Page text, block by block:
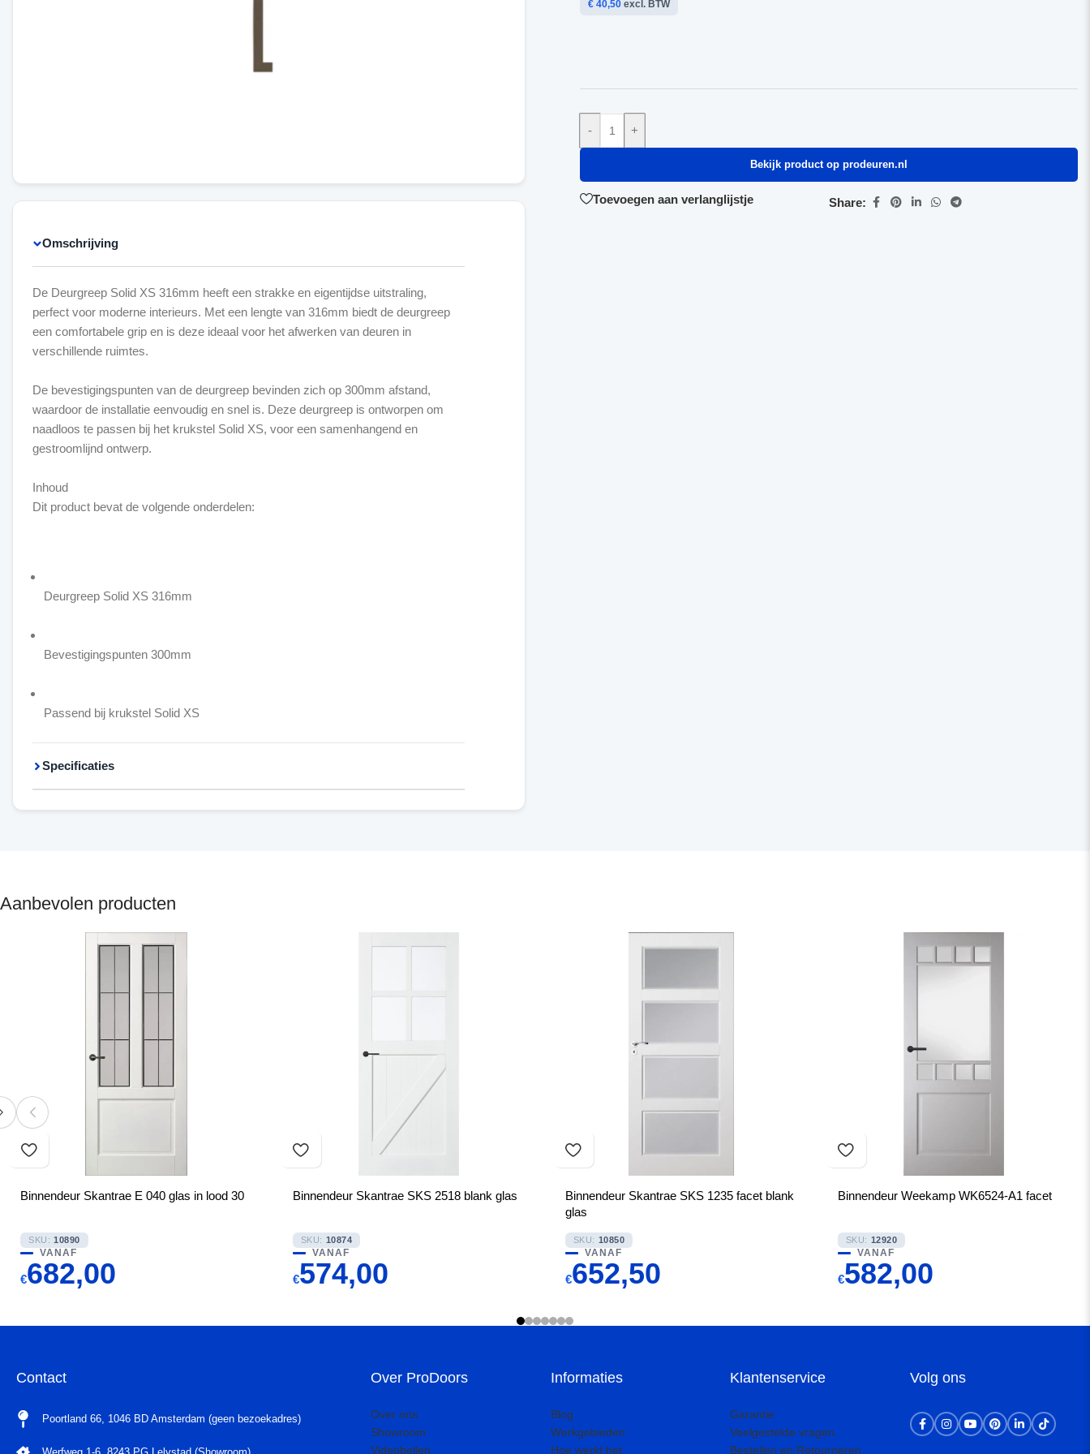
Omschrijving
De Deurgreep Solid XS 316mm heeft een strakke en eigentijdse uitstraling,
perfect voor moderne interieurs. Met een lengte van 316mm biedt de deurgreep
een comfortabele grip en is deze ideaal voor het afwerken van deuren in
verschillende ruimtes.
De bevestigingspunten van de deurgreep bevinden zich op 300mm afstand,
waardoor de installatie eenvoudig en snel is. Deze deurgreep is ontworpen om
naadloos te passen bij het krukstel Solid XS, voor een samenhangend en
gestroomlijnd ontwerp.
Inhoud
Dit product bevat de volgende onderdelen:
Deurgreep Solid XS 316mm
Bevestigingspunten 300mm
Passend bij krukstel Solid XS
Specificaties
€ 40,50 excl. BTW
- +
Bekijk product op prodeuren.nl
Toevoegen aan verlanglijstje Share:
Aanbevolen producten
Binnendeur Skantrae E 040 glas in lood 30
SKU: 10890
VANAF
€682,00
Binnendeur Skantrae SKS 2518 blank glas
SKU: 10874
VANAF
€574,00
Binnendeur Skantrae SKS 1235 facet blank
glas
SKU: 10850
VANAF
€652,50
Binnendeur Weekamp WK6524-A1 facet
SKU: 12920
VANAF
€582,00
Contact
Poortland 66, 1046 BD Amsterdam (geen bezoekadres)
Werfweg 1-6, 8243 PG Lelystad (Showroom)
Over ProDoors
Over ons
Showroom
Videobellen
Informaties
Blog
Werkgebieden
Hoe werkt het
Klantenservice
Garantie
Veelgestelde vragen
Bestellen en Retourneren
Volg ons